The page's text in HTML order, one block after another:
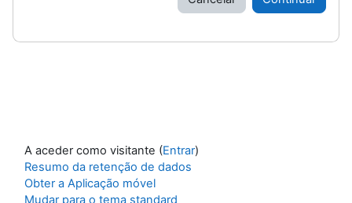
A aceder como visitante (Entrar)
Resumo da retenção de dados
Obter a Aplicação móvel
Mudar para o tema standard